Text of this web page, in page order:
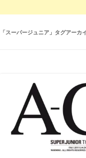
「スーパージュニア 」タグアーカ